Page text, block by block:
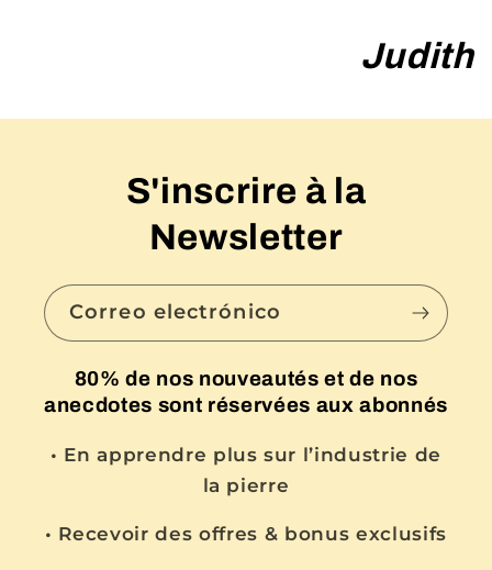
Judith
S'inscrire à la
Newsletter
Correo electrónico
80% de nos nouveautés et de nos
anecdotes sont réservées aux abonnés
• En apprendre plus sur l’industrie de
la pierre
• Recevoir des offres & bonus exclusifs